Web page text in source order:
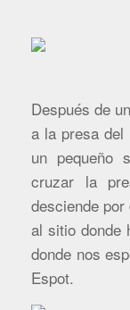
Después de
a la presa del
un pequeño
cruzar la
desciende
al sitio donde
donde nos
Espot.